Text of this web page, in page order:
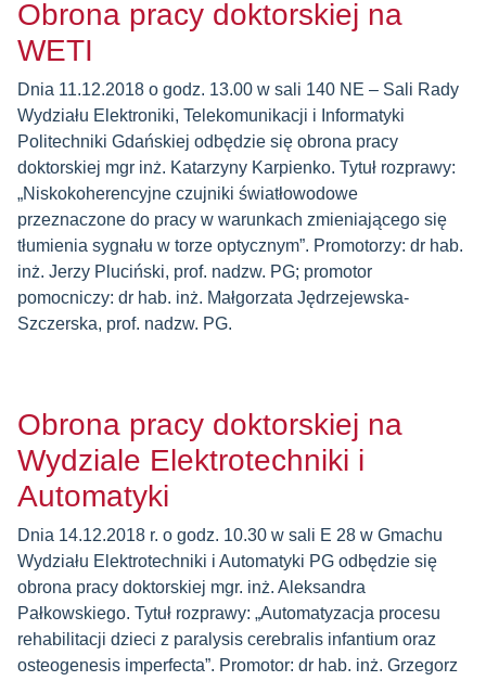
Obrona pracy doktorskiej na
WETI
Dnia 11.12.2018 o godz. 13.00 w sali 140 NE – Sali Rady
Wydziału Elektroniki, Telekomunikacji i Informatyki
Politechniki Gdańskiej odbędzie się obrona pracy
doktorskiej mgr inż. Katarzyny Karpienko. Tytuł rozprawy:
„Niskokoherencyjne czujniki światłowodowe
przeznaczone do pracy w warunkach zmieniającego się
tłumienia sygnału w torze optycznym”. Promotorzy: dr hab.
inż. Jerzy Pluciński, prof. nadzw. PG; promotor
pomocniczy: dr hab. inż. Małgorzata Jędrzejewska-
Szczerska, prof. nadzw. PG.
Obrona pracy doktorskiej na
Wydziale Elektrotechniki i
Automatyki
Dnia 14.12.2018 r. o godz. 10.30 w sali E 28 w Gmachu
Wydziału Elektrotechniki i Automatyki PG odbędzie się
obrona pracy doktorskiej mgr. inż. Aleksandra
Pałkowskiego. Tytuł rozprawy: „Automatyzacja procesu
rehabilitacji dzieci z paralysis cerebralis infantium oraz
osteogenesis imperfecta”. Promotor: dr hab. inż. Grzegorz